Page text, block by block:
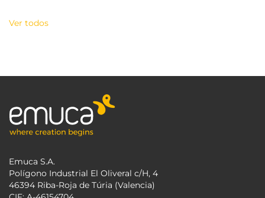
Ver todos
Emuca S.A.
Polígono Industrial El Oliveral c/H, 4
46394 Riba-Roja de Túria (Valencia)